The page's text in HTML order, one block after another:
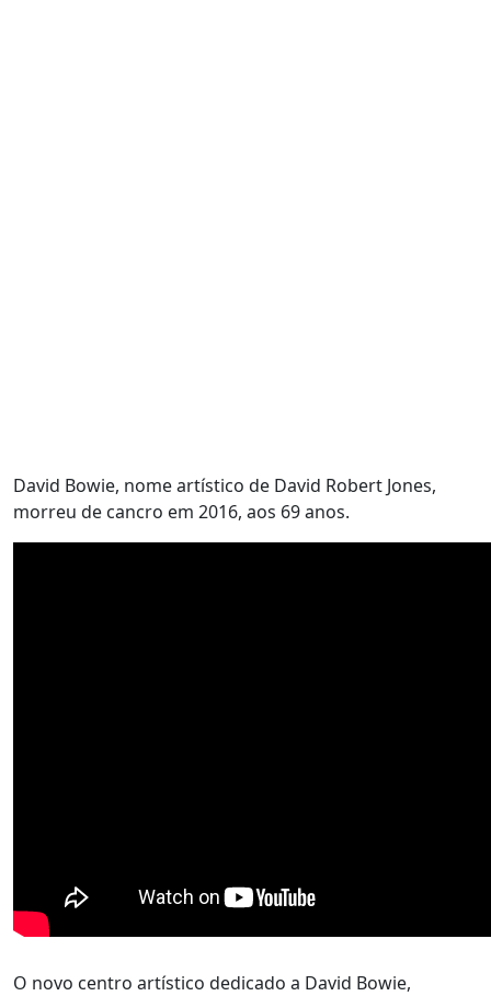
David Bowie, nome artístico de David Robert Jones,
morreu de cancro em 2016, aos 69 anos.
O novo centro artístico dedicado a David Bowie,